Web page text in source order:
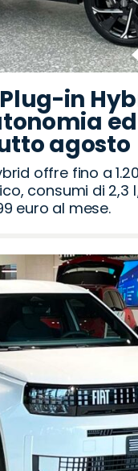
in
agosto
offre fino a
consumi di 2,3
euro al mese.